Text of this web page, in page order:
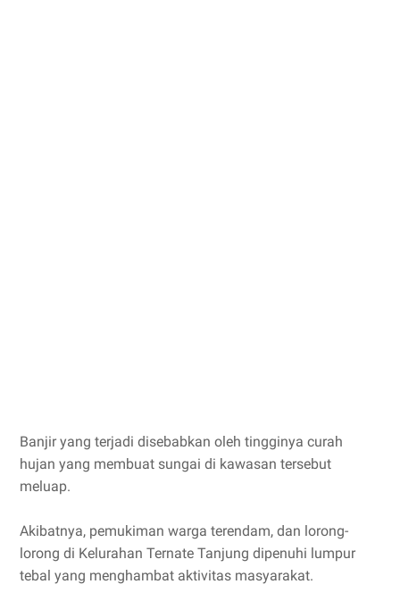
Banjir yang terjadi disebabkan oleh tingginya curah
hujan yang membuat sungai di kawasan tersebut
meluap.
Akibatnya, pemukiman warga terendam, dan lorong-
lorong di Kelurahan Ternate Tanjung dipenuhi lumpur
tebal yang menghambat aktivitas masyarakat.